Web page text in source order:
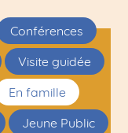
Conférences
Visite guidée
En famille
Jeune Public